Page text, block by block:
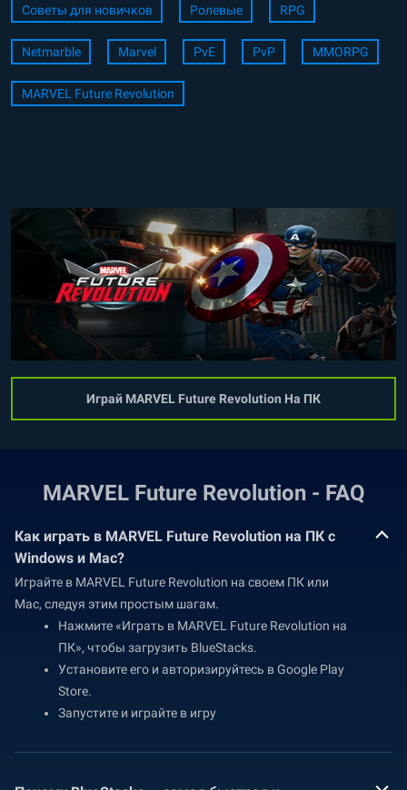
Советы для новичков Ролевые RPG
Netmarble Marvel PvE PvP MMORPG
MARVEL Future Revolution
Играй MARVEL Future Revolution На ПК
MARVEL Future Revolution - FAQ
Как играть в MARVEL Future Revolution на ПК с
Windows и Mac?
Играйте в MARVEL Future Revolution на своем ПК или
Mac, следуя этим простым шагам.
Нажмите «Играть в MARVEL Future Revolution на
ПК», чтобы загрузить BlueStacks.
Установите его и авторизируйтесь в Google Play
Store.
Запустите и играйте в игру